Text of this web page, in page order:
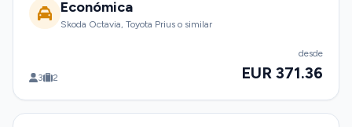
Económica
Skoda Octavia, Toyota Prius o similar
3 2
desde
EUR 371.36